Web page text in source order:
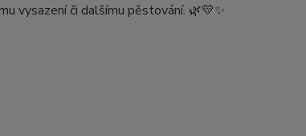
vysazení či dalšímu pěstování. 🌿💛✨